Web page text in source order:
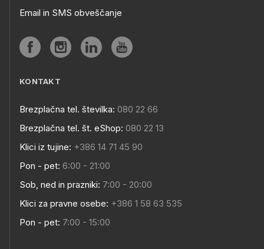
Email in SMS obveščanje
KONTAKT
Brezplačna tel. številka: 080 22 66
Brezplačna tel. št. eShop: 080 22 13
Klici iz tujine: +386 14 71 45 90
Pon - pet: 6:00 - 21:00
Sob, ned in prazniki: 7:00 - 20:00
Klici za pravne osebe: +386 1 58 63 535
Pon - pet: 7:00 - 15:00